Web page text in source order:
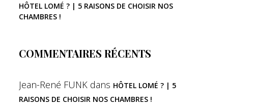
HÔTEL LOMÉ ? | 5 RAISONS DE CHOISIR NOS
CHAMBRES !
COMMENTAIRES RÉCENTS
Jean-René FUNK dans HÔTEL LOMÉ ? | 5
RAISONS DE CHOISIR NOS CHAMBRES !